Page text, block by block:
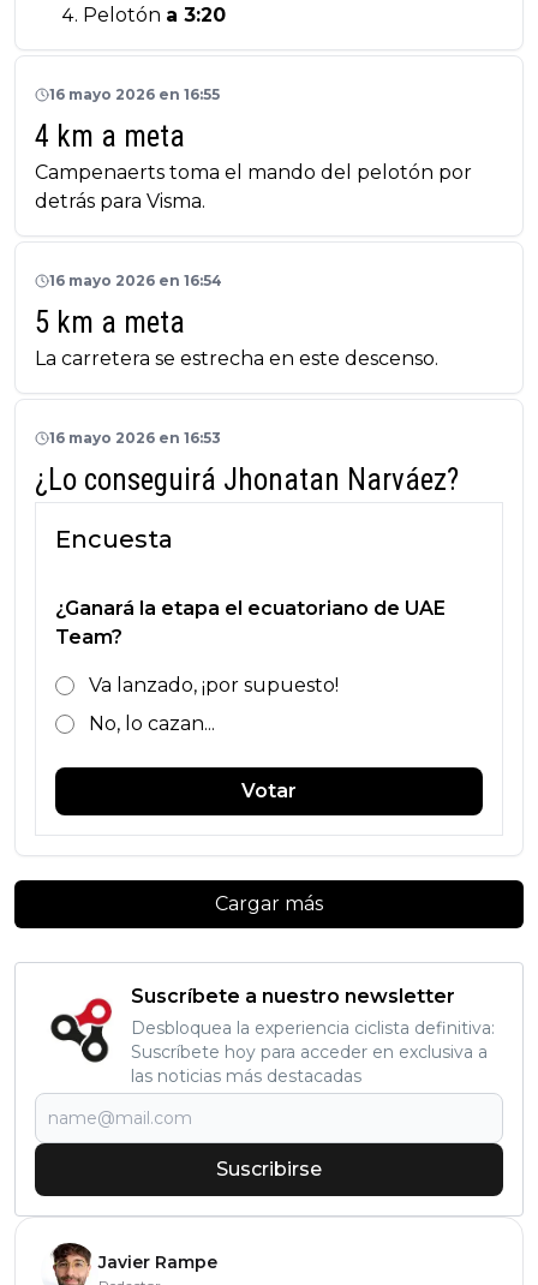
Pelotón a 3:20
16 mayo 2026 en 16:55
4 km a meta
Campenaerts toma el mando del pelotón por
detrás para Visma.
16 mayo 2026 en 16:54
5 km a meta
La carretera se estrecha en este descenso.
16 mayo 2026 en 16:53
¿Lo conseguirá Jhonatan Narváez?
Encuesta
¿Ganará la etapa el ecuatoriano de UAE
Team?
Va lanzado, ¡por supuesto!
No, lo cazan...
Votar
Cargar más
Suscríbete a nuestro newsletter
Desbloquea la experiencia ciclista definitiva:
Suscríbete hoy para acceder en exclusiva a
las noticias más destacadas
Suscribirse
Javier Rampe